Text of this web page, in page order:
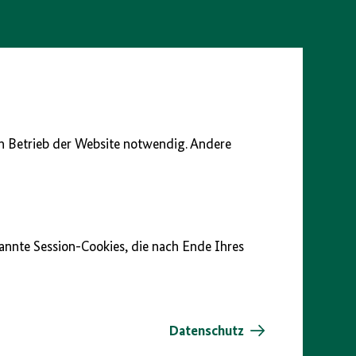
Betrieb der Website notwendig. Andere
Session-Cookies, die nach Ende Ihres
Datenschutz